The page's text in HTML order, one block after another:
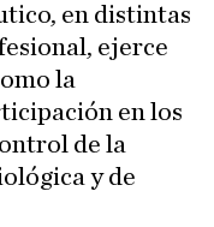
en distintas
ejerce
la
en los
de la
y de